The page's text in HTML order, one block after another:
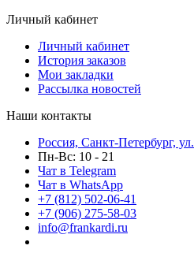
Личный кабинет
Личный кабинет
История заказов
Мои закладки
Рассылка новостей
Наши контакты
Россия, Санкт-Петербург,
Пн-Вс: 10 - 21
Чат в Telegram
Чат в WhatsApp
+7 (812) 502-06-41
+7 (906) 275-58-03
info@frankardi.ru